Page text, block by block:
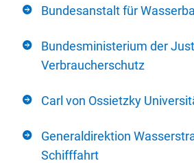
Bundesanstalt für
Bundesministerium der
Verbraucherschutz
Carl von Ossietzky
Generaldirektion
Schifffahrt